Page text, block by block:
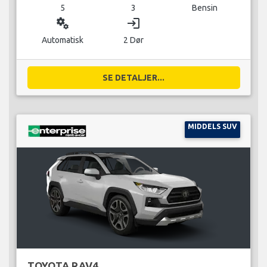
5 3 Bensin
miscellaneous_services
Automatisk
login
2 Dør
SE DETALJER...
MIDDELS SUV